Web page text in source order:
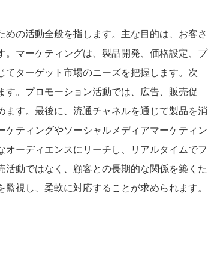
の活動全般を指します。主な目的は、お客さ
。マーケティングは、製品開発、価格設定、プ
てターゲット市場のニーズを把握します。次
。プロモーション活動では、広告、販売促
す。最後に、流通チャネルを通じて製品を消
ティングやソーシャルメディアマーケティン
ーディエンスにリーチし、リアルタイムでフ
動ではなく、顧客との長期的な関係を築くた
視し、柔軟に対応することが求められます。